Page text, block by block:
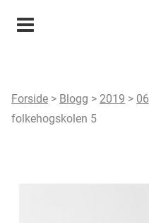
Meny
Forside > Blogg > 2019 > 06
folkehogskolen 5